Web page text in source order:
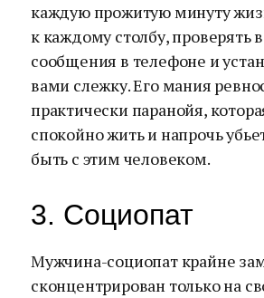
каждую прожитую минуту
к каждому столбу, проверять
сообщения в телефоне и
вами слежку. Его мания
практически паранойя,
спокойно жить и напрочь
быть с этим человеком.
3. Социопат
Мужчина-социопат крайне
сконцентрирован только на